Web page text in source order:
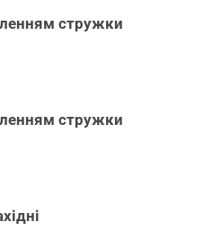
стружки
стружки